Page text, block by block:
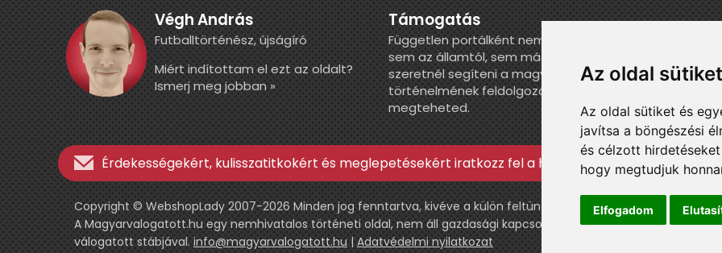
Az oldal
Az oldal sütiket és
javítsa a böngészési
és célzott
hogy megtudjuk
Elfogadom
Végh András
Futballtörténész, újságíró
Miért indítottam el ezt az oldalt?
Ismerj meg jobban »
Támogatás
Független portálként nem kapunk juttatást
sem az államtól, sem más szervezettől. Ha
szeretnél segíteni a magyar válogatott
történelmének feldolgozásában, itt
megteheted.
Érdekességekért, kulisszatitkokért és meglepetésekért iratkozz fel a hírlevélre »
Copyright © WebshopLady 2007-2026 Minden jog fenntartva, kivéve a külön feltüntetett esetekben.
A Magyarvalogatott.hu egy nemhivatalos történeti oldal, nem áll gazdasági kapcsolatban a labdarúgó
válogatott stábjával. info@magyarvalogatott.hu | Adatvédelmi nyilatkozat